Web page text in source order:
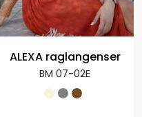
ALEXA raglangenser
BM 07-02E